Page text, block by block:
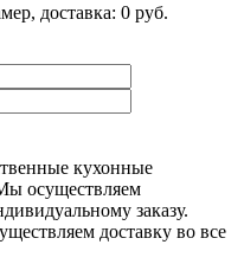
доставка: 0 руб.
кухонные
осуществляем
заказу.
доставку во все